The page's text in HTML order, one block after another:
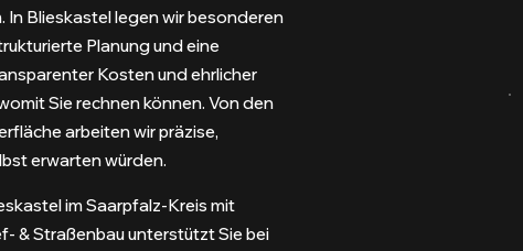
Blieskastel legen wir besonderen
Planung und eine
Kosten und ehrlicher
Sie rechnen können. Von den
arbeiten wir präzise,
erwarten würden.
im Saarpfalz-Kreis mit
& Straßenbau unterstützt Sie bei